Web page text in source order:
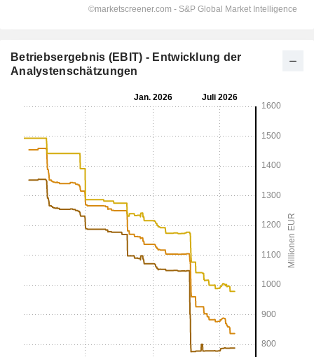
Betriebsergebnis (EBIT) - Entwicklung der
Analystenschätzungen